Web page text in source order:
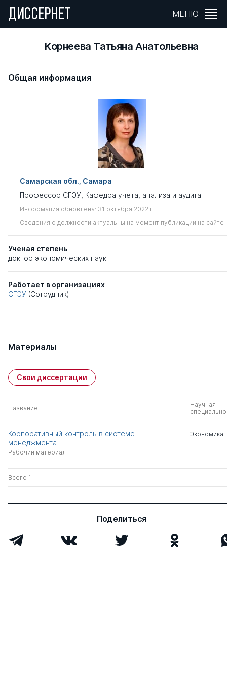
ДИССЕРНЕТ МЕНЮ
Корнеева Татьяна Анатольевна
Общая информация
Самарская обл., Самара
Профессор СГЭУ, Кафедра учета, анализа и аудита
Информация обновлена: 31 октября 2022 г.
Сведения о должности актуальны на момент публикации на сайте
Ученая степень
доктор экономических наук
Работает в организациях
СГЭУ (Сотрудник)
Материалы
Свои диссертации
Название
Научная
Корпоративный контроль в системе
менеджмента
Рабочий материал
Экономика
Всего 1
Поделиться